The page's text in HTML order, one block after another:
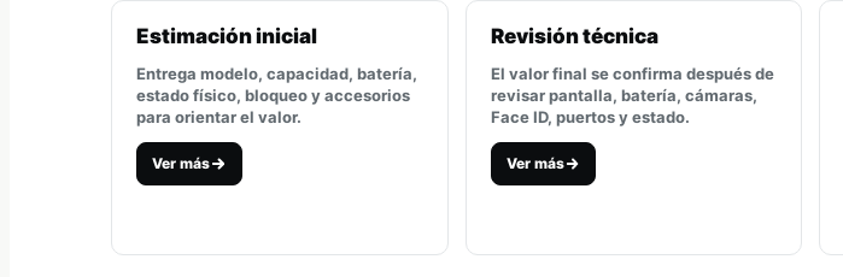
Estimación inicial
Entrega modelo, capacidad, batería,
estado físico, bloqueo y accesorios
para orientar el valor.
Ver más
Revisión técnica
El valor final se confirma después de
revisar pantalla, batería, cámaras,
Face ID, puertos y estado.
Ver más